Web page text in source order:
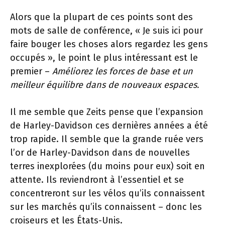
Alors que la plupart de ces points sont des
mots de salle de conférence, « Je suis ici pour
faire bouger les choses alors regardez les gens
occupés », le point le plus intéressant est le
premier – Améliorez les forces de base et un
meilleur équilibre dans de nouveaux espaces.
Il me semble que Zeits pense que l’expansion
de Harley-Davidson ces dernières années a été
trop rapide. Il semble que la grande ruée vers
l’or de Harley-Davidson dans de nouvelles
terres inexplorées (du moins pour eux) soit en
attente. Ils reviendront à l’essentiel et se
concentreront sur les vélos qu’ils connaissent
sur les marchés qu’ils connaissent – donc les
croiseurs et les États-Unis.